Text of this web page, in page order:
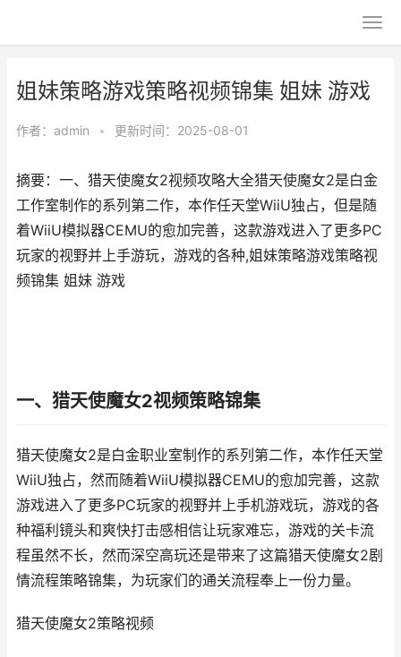
姐妹策略游戏策略视频锦集 姐妹 游戏
作者： admin • 更新时间：2025-08-01
摘要：一、猎天使魔女2视频攻略大全猎天使魔女2是白金
工作室制作的系列第二作，本作任天堂WiiU独占，但是随
着WiiU模拟器CEMU的愈加完善，这款游戏进入了更多PC
玩家的视野并上手游玩，游戏的各种,姐妹策略游戏策略视
频锦集 姐妹 游戏
一、猎天使魔女2视频策略锦集
猎天使魔女2是白金职业室制作的系列第二作，本作任天堂
WiiU独占，然而随着WiiU模拟器CEMU的愈加完善，这款
游戏进入了更多PC玩家的视野并上手机游戏玩，游戏的各
种福利镜头和爽快打击感相信让玩家难忘，游戏的关卡流
程虽然不长，然而深空高玩还是带来了这篇猎天使魔女2剧
情流程策略锦集，为玩家们的通关流程奉上一份力量。
猎天使魔女2策略视频